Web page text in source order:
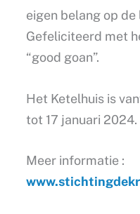
eigen belang op
Gefeliciteerd met
“good goan”.
Het Ketelhuis is
tot 17 januari 2024.
Meer informatie :